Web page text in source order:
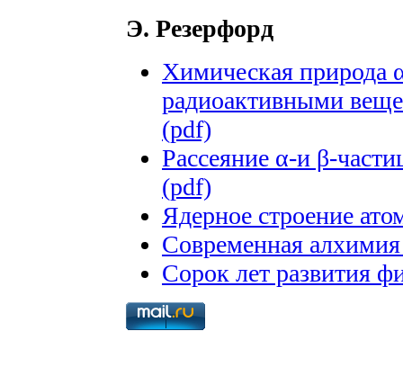
Э. Резерфорд
Химическая природа
радиоактивными
(pdf)
Рассеяние α-и β-
(pdf)
Ядерное строение
Современная
Сорок лет развития